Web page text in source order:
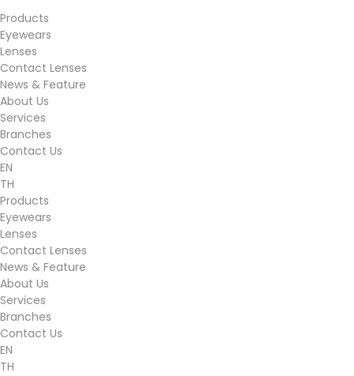
Products
Eyewears
Lenses
Contact Lenses
News & Feature
About Us
Services
Branches
Contact Us
EN
TH
Products
Eyewears
Lenses
Contact Lenses
News & Feature
About Us
Services
Branches
Contact Us
EN
TH